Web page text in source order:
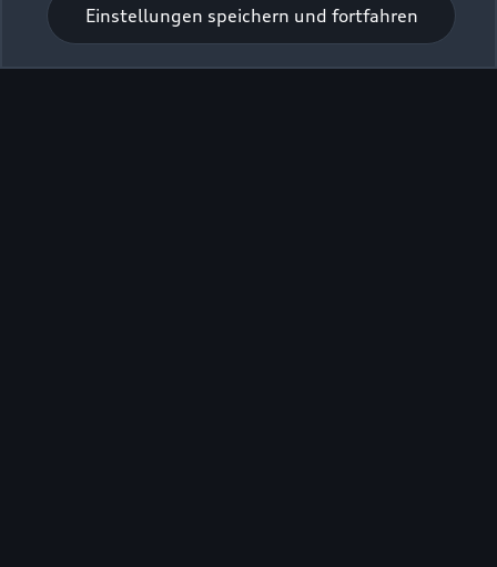
Einstellungen speichern und fortfahren
Geschlossen,öffnet amMontag 07:00